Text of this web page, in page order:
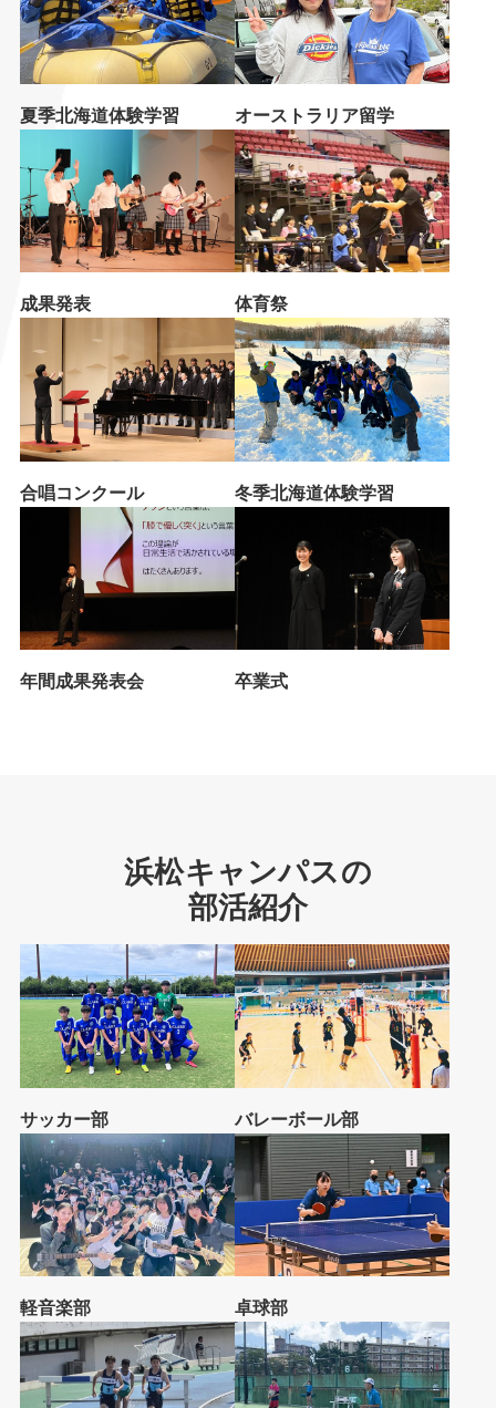
夏季北海道体験学習 オーストラリア留学
成果発表 体育祭
合唱コンクール 冬季北海道体験学習
年間成果発表会 卒業式
浜松キャンパスの
部活紹介
サッカー部 バレーボール部
軽音楽部 卓球部